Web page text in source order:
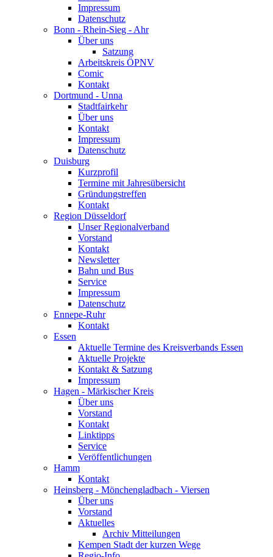
Impressum
Datenschutz
Bonn - Rhein-Sieg - Ahr
Über uns
Satzung
Arbeitskreis ÖPNV
Comic
Kontakt
Dortmund - Unna
Stadtfairkehr
Über uns
Kontakt
Impressum
Datenschutz
Duisburg
Kurzprofil
Termine mit Jahresübersicht
Gründungstreffen
Kontakt
Region Düsseldorf
Unser Regionalverband
Vorstand
Kontakt
Newsletter
Bahn und Bus
Service
Impressum
Datenschutz
Ennepe-Ruhr
Kontakt
Essen
Aktuelle Termine des Kreisverbands Essen
Aktuelle Projekte
Kontakt & Satzung
Impressum
Hagen - Märkischer Kreis
Über uns
Vorstand
Kontakt
Linktipps
Service
Veröffentlichungen
Hamm
Kontakt
Heinsberg - Mönchengladbach - Viersen
Über uns
Vorstand
Aktuelles
Archiv Mitteilungen
Kempen Stadt der kurzen Wege